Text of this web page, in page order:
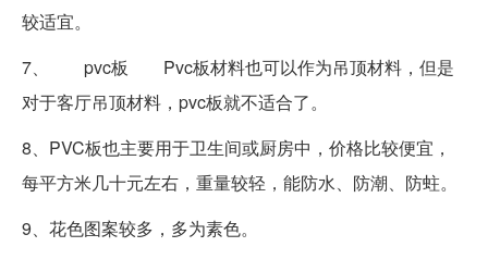
较适宜。
7、 pvc板 Pvc板材料也可以作为吊顶材料，但是
对于客厅吊顶材料，pvc板就不适合了。
8、PVC板也主要用于卫生间或厨房中，价格比较便宜，
每平方米几十元左右，重量较轻，能防水、防潮、防蛀。
9、花色图案较多，多为素色。